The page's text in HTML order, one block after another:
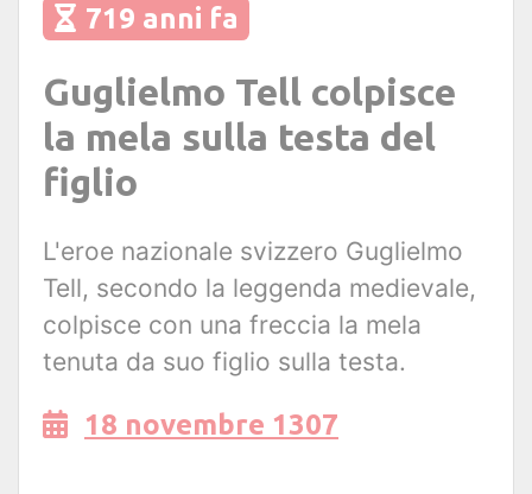
719 anni fa
Guglielmo Tell colpisce
la mela sulla testa del
figlio
L'eroe nazionale svizzero Guglielmo
Tell, secondo la leggenda medievale,
colpisce con una freccia la mela
tenuta da suo figlio sulla testa.
18 novembre 1307